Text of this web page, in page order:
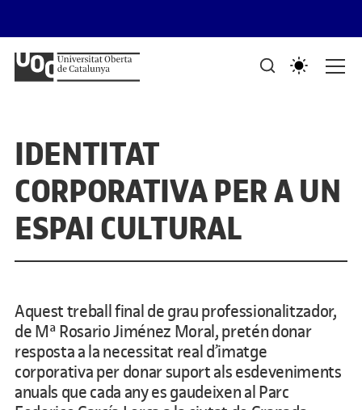
PORTAFOLIS DEL GRAU DE DISSENY I CREACIÓ DIGITALS
Mostra de treballs d'estudiants
IDENTITAT
CORPORATIVA PER A UN
ESPAI CULTURAL
Aquest treball final de grau professionalitzador,
de Mª Rosario Jiménez Moral, pretén donar
resposta a la necessitat real d’imatge
corporativa per donar suport als esdeveniments
anuals que cada any es gaudeixen al Parc